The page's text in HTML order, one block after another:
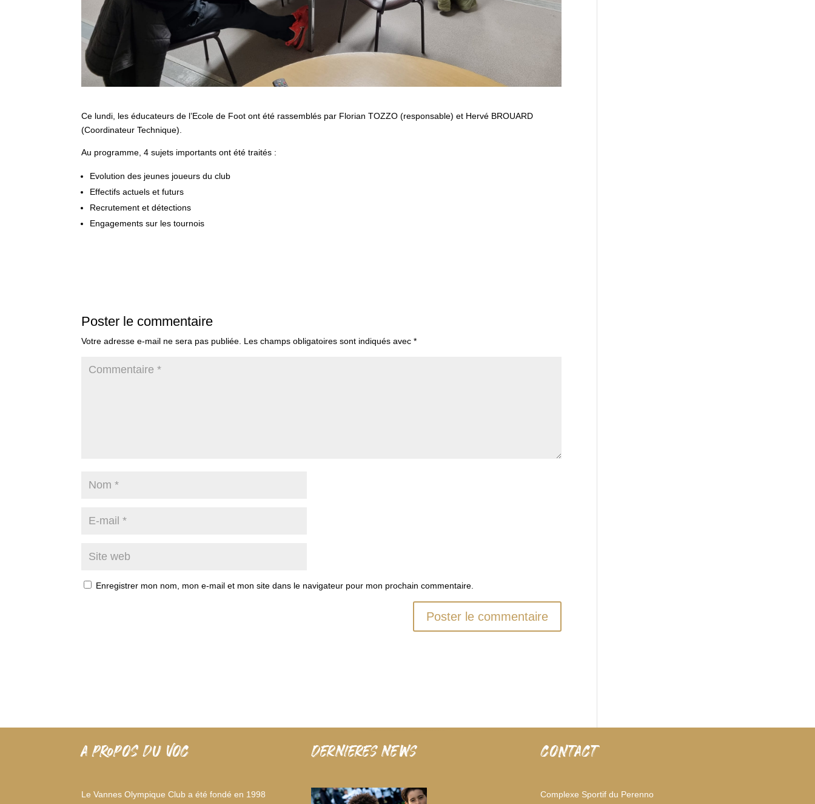
Ce lundi, les éducateurs de l’Ecole de Foot ont été rassemblés par Florian TOZZO (responsable) et Hervé BROUARD
(Coordinateur Technique).
Au programme, 4 sujets importants ont été traités :
Evolution des jeunes joueurs du club
Effectifs actuels et futurs
Recrutement et détections
Engagements sur les tournois
Poster le commentaire
Votre adresse e-mail ne sera pas publiée. Les champs obligatoires sont indiqués avec*
Enregistrer mon nom, mon e-mail et mon site dans le navigateur pour mon prochain commentaire.
A PROPOS DU VOC
Le Vannes Olympique Club a été fondé en 1998
dernieres news CONTACT
Complexe Sportif du Perenno